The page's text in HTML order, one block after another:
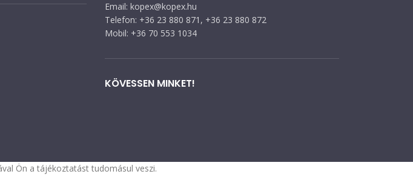
Email: kopex@kopex.hu
Telefon: +36 23 880 871, +36 23 880 872
Mobil: +36 70 553 1034
KÖVESSEN MINKET!
Ön a tájékoztatást tudomásul veszi.